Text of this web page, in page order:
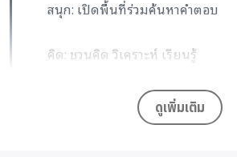
สนุก: เปิดพื้นที่ร่วมค้นหาคำตอบ
คิด: ชวนคิด วิเคราะห์ เรียนรู้
เด็กจะมีพัฒนาการที่ดีนั้นต้องเริ่มจากกา
ดูเพิ่มเติม